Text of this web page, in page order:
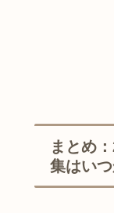
まとめ
集はい